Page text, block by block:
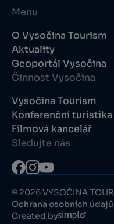
Menu
O Vysočina Tourism
Aktuality
Geoportál Vysočina
Činnost Vysočina
Vysočina Tourism
Konferenční turistika
Filmová kancelář
Sledujte nás
© 2026 VYSOČINA
Ochrana osobních údajů
Created by